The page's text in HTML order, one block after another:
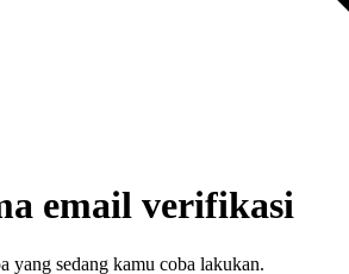
email verifikasi
yang sedang kamu coba lakukan.